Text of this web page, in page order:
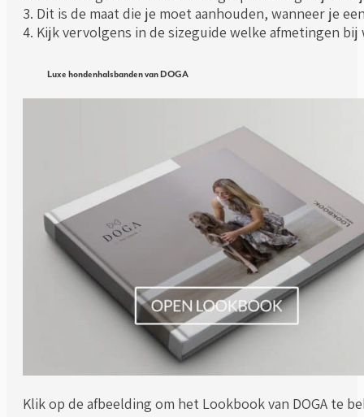
3. Dit is de maat die je moet aanhouden, wanneer je
4. Kijk vervolgens in de sizeguide welke afmetingen
Luxe hondenhalsbanden van DOGA
Klik op de afbeelding om het Lookbook van DOGA te